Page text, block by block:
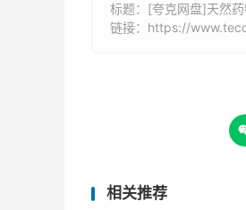
标题：[夸克网盘]天然
链接： https://
相关推荐